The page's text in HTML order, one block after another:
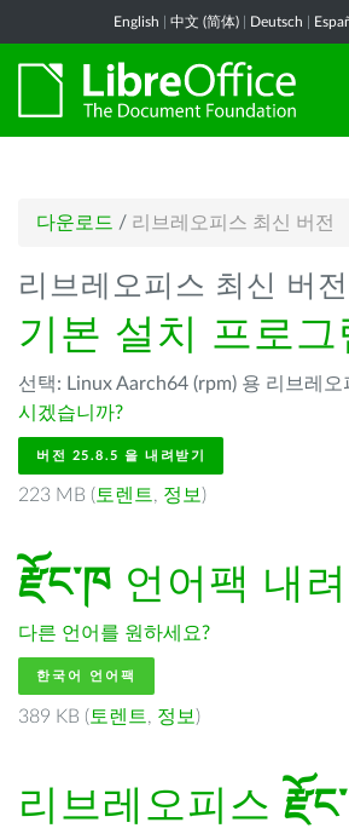
English 中文 (简体) Deutsch
다운로드 / 리브레오피스 최신 버전
리브레오피스 최신 버전
기본 설치 프로그
선택: Linux Aarch64 (rpm) 용 리브레오
시겠습니까?
버전 25.8.5 을 내려받기
223 MB ( 토렌트, 정보 )
རྫོང་ཁ 언어팩 내려
다른 언어를 원하세요?
한국어 언어팩
389 KB ( 토렌트, 정보 )
리브레오피스